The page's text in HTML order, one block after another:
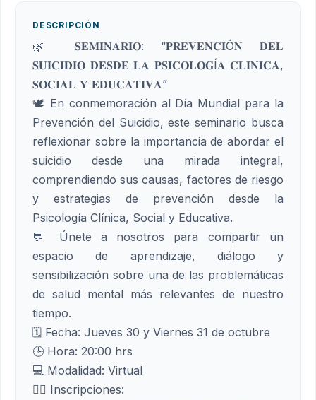
DESCRIPCIÓN
🌿 𝐒𝐄𝐌𝐈𝐍𝐀𝐑𝐈𝐎: “𝐏𝐑𝐄𝐕𝐄𝐍𝐂𝐈Ó𝐍 𝐃𝐄𝐋
𝐒𝐔𝐈𝐂𝐈𝐃𝐈𝐎 𝐃𝐄𝐒𝐃𝐄 𝐋𝐀 𝐏𝐒𝐈𝐂𝐎𝐋𝐎𝐆Í𝐀 𝐂𝐋𝐈𝐍𝐈𝐂𝐀,
𝐒𝐎𝐂𝐈𝐀𝐋 𝐘 𝐄𝐃𝐔𝐂𝐀𝐓𝐈𝐕𝐀”
🕊 En conmemoración al Día Mundial para la
Prevención del Suicidio, este seminario busca
reflexionar sobre la importancia de abordar el
suicidio desde una mirada integral,
comprendiendo sus causas, factores de riesgo
y estrategias de prevención desde la
Psicología Clínica, Social y Educativa.
💬 Únete a nosotros para compartir un
espacio de aprendizaje, diálogo y
sensibilización sobre una de las problemáticas
de salud mental más relevantes de nuestro
tiempo.
🗓 Fecha: Jueves 30 y Viernes 31 de octubre
🕒 Hora: 20:00 hrs
💻 Modalidad: Virtual
✍🏼 Inscripciones: